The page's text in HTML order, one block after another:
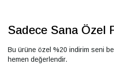
Sadece Sana Özel
Bu ürüne özel %20 indirim seni
hemen değerlendir.